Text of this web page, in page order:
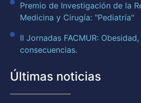
Premio de Investigación de la
Medicina y Cirugía: "Pediatría"
II Jornadas FACMUR:
consecuencias.
Últimas noticias